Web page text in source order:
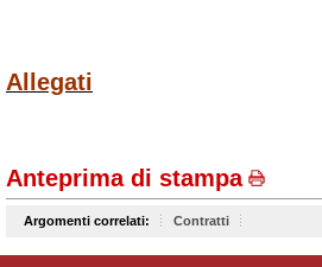
Allegati
Anteprima di stampa
Argomenti correlati: Contratti